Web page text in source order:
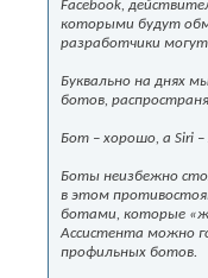
Facebook,
которыми будут
разработчики могут
Буквально на днях
ботов,
Бот – хорошо, а Siri –
Боты неизбежно
в этом
ботами, которые
Ассистента можно
профильных ботов.